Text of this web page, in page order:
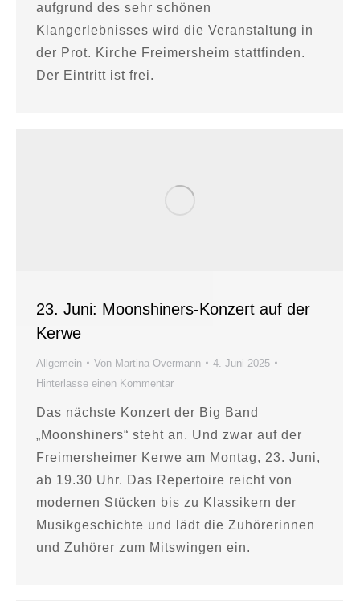
aufgrund des sehr schönen
Klangerlebnisses wird die Veranstaltung in
der Prot. Kirche Freimersheim stattfinden.
Der Eintritt ist frei.
23. Juni: Moonshiners-Konzert auf der
Kerwe
Allgemein Von Martina Overmann
4. Juni 2025
Hinterlasse einen Kommentar
Das nächste Konzert der Big Band
„Moonshiners“ steht an. Und zwar auf der
Freimersheimer Kerwe am Montag, 23. Juni,
ab 19.30 Uhr. Das Repertoire reicht von
modernen Stücken bis zu Klassikern der
Musikgeschichte und lädt die Zuhörerinnen
und Zuhörer zum Mitswingen ein.